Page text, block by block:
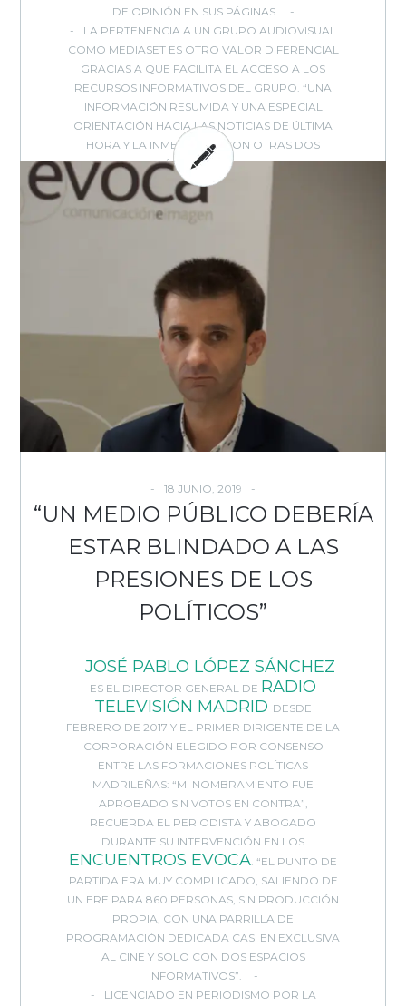
DE OPINIÓN EN SUS PÁGINAS.
LA PERTENENCIA A UN GRUPO AUDIOVISUAL
COMO MEDIASET ES OTRO VALOR DIFERENCIAL
GRACIAS A QUE FACILITA EL ACCESO A LOS
RECURSOS INFORMATIVOS DEL GRUPO. “UNA
INFORMACIÓN RESUMIDA Y UNA ESPECIAL
ORIENTACIÓN HACIA LAS NOTICIAS DE ÚLTIMA
HORA Y LA INMEDIATEZ” SON OTRAS DOS
CARACTERÍSTICAS QUE DEFINEN EL
POSICIONAMIENTO DE NIUS EN EL MUNDO DE LA
INFORMACIÓN DIGITAL.
MODELOS NEGOCIO,TRANSFORMACIÓN DIGITAL
COMMENTS
18 JUNIO, 2019
“UN MEDIO PÚBLICO DEBERÍA
ESTAR BLINDADO A LAS
PRESIONES DE LOS
POLÍTICOS”
JOSÉ PABLO LÓPEZ SÁNCHEZ
ES EL DIRECTOR GENERAL DE RADIO
TELEVISIÓN MADRID DESDE
FEBRERO DE 2017 Y EL PRIMER DIRIGENTE DE LA
CORPORACIÓN ELEGIDO POR CONSENSO
ENTRE LAS FORMACIONES POLÍTICAS
MADRILEÑAS: “MI NOMBRAMIENTO FUE
APROBADO SIN VOTOS EN CONTRA”,
RECUERDA EL PERIODISTA Y ABOGADO
DURANTE SU INTERVENCIÓN EN LOS
ENCUENTROS EVOCA. “EL PUNTO DE
PARTIDA ERA MUY COMPLICADO, SALIENDO DE
UN ERE PARA 860 PERSONAS, SIN PRODUCCIÓN
PROPIA, CON UNA PARRILLA DE
PROGRAMACIÓN DEDICADA CASI EN EXCLUSIVA
AL CINE Y SOLO CON DOS ESPACIOS
INFORMATIVOS”.
LICENCIADO EN PERIODISMO POR LA